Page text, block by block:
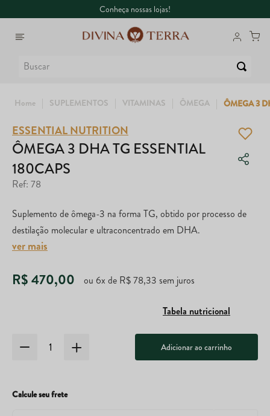
Conheça nossas lojas!
SUPLEMENTOS VITAMINAS ÔMEGA ÔMEGA 3
ESSENTIAL NUTRITION
ÔMEGA 3 DHA TG ESSENTIAL
180CAPS
Ref: 78
Suplemento de ômega-3 na forma TG, obtido por processo de
destilação molecular e ultraconcentrado em DHA.
ver mais
R$470,00 ou 6x de R$78,33 sem juros
Tabela nutricional
Adicionar ao carrinho
Calcule seu frete
º Whey
2º Creatina
4 º
5º Magnésio
6º Dux